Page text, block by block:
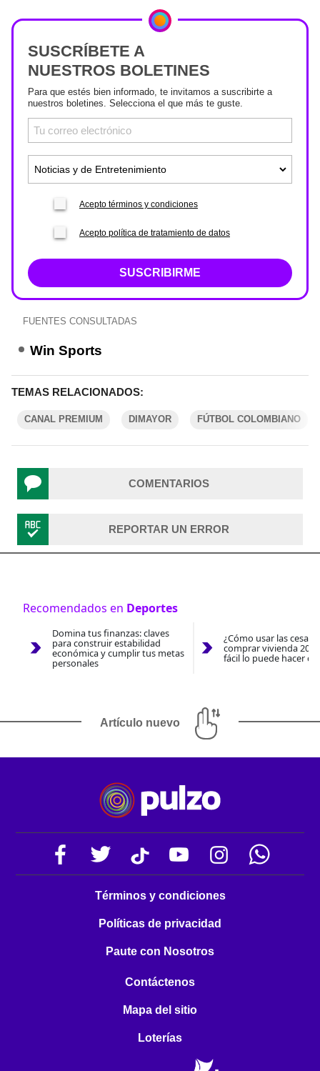
SUSCRÍBETE A
NUESTROS BOLETINES
Para que estés bien informado, te invitamos a suscribirte a
nuestros boletines. Selecciona el que más te guste.
Acepto términos y condiciones
Acepto política de tratamiento de datos
SUSCRIBIRME
FUENTES CONSULTADAS
Win Sports
TEMAS RELACIONADOS:
CANAL PREMIUM DIMAYOR FÚTBOL COLOMBIANO
COMENTARIOS
REPORTAR UN ERROR
Recomendados en Deportes
Domina tus finanzas: claves
para construir estabilidad
económica y cumplir tus metas
personales
¿Cómo usar las
comprar vivienda
fácil lo puede hacer
Artículo nuevo
Términos y condiciones
Políticas de privacidad
Paute con Nosotros
Contáctenos
Mapa del sitio
Loterías